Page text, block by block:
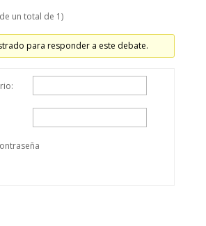
un total de 1)
para responder a este debate.